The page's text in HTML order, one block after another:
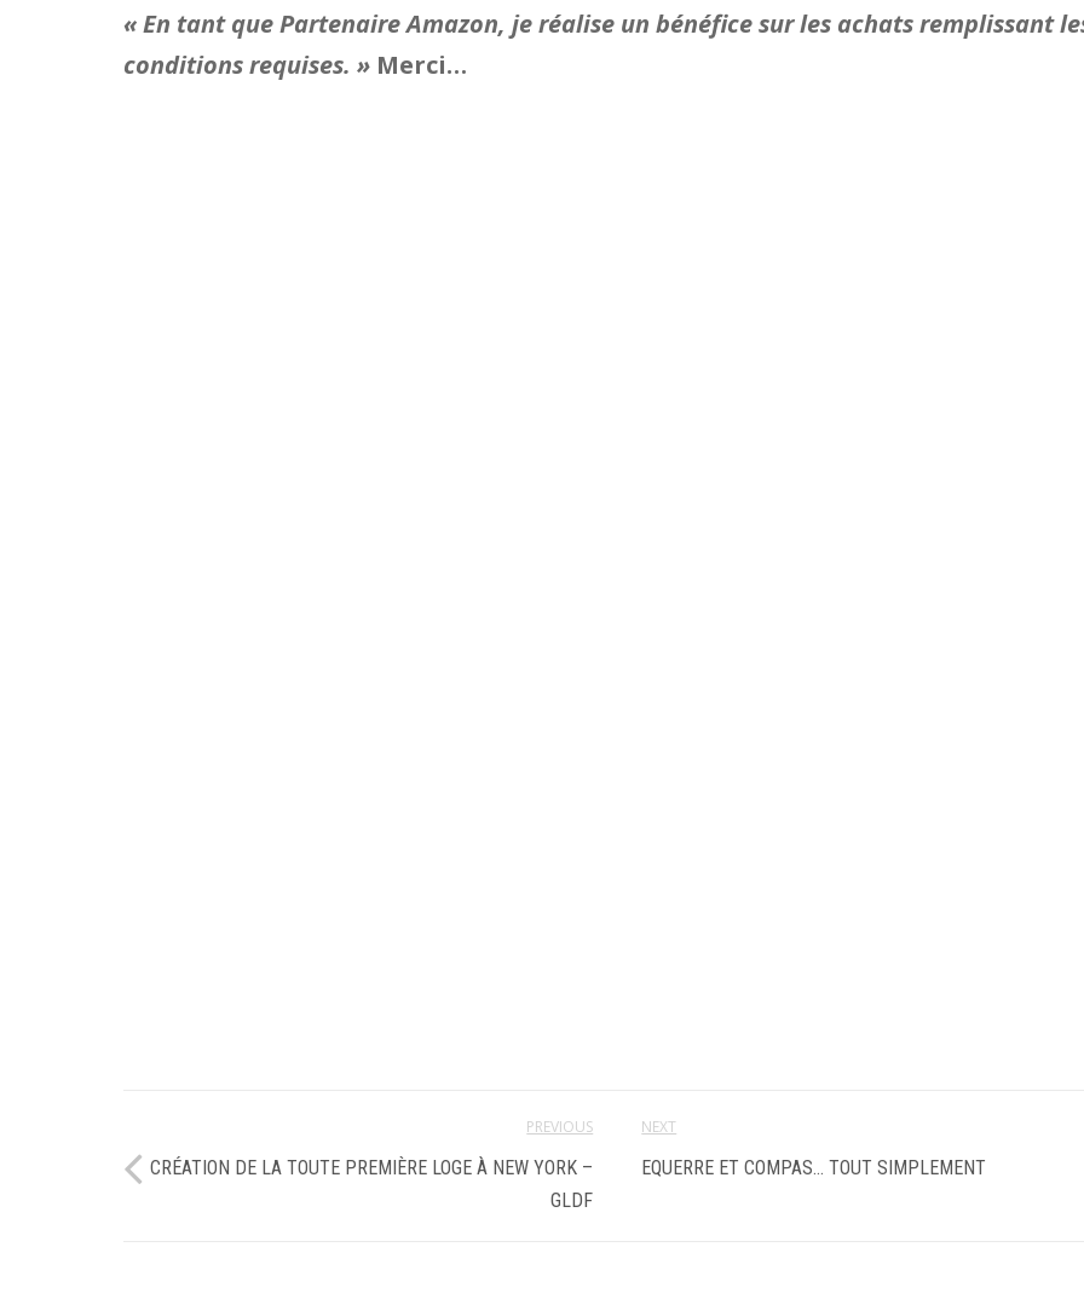
« En tant que Partenaire Amazon, je réalise un bénéfice sur les achats remplissant
conditions requises. » Merci…
PREVIOUS
CRÉATION DE LA TOUTE PREMIÈRE LOGE À NEW YORK –
GLDF
NEXT
EQUERRE ET COMPAS… TOUT SIMPLEMENT